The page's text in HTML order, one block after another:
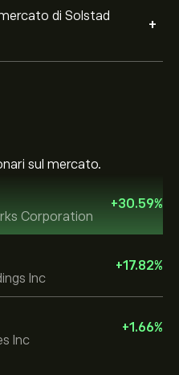
di Solstad
+
sul mercato.
Corporation
+30.59%
Inc
+17.82%
Inc
+1.66%